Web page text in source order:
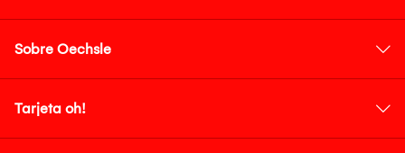
Sobre Oechsle
Tarjeta oh!